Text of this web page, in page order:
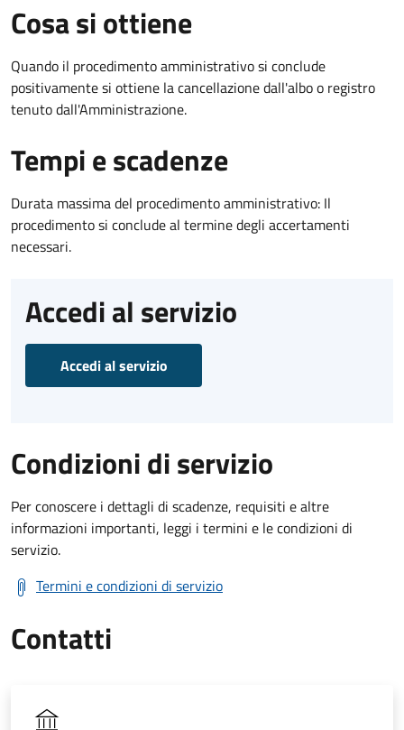
Cosa si ottiene
Quando il procedimento amministrativo si conclude
positivamente si ottiene la cancellazione dall'albo o registro
tenuto dall'Amministrazione.
Tempi e scadenze
Durata massima del procedimento amministrativo: Il
procedimento si conclude al termine degli accertamenti
necessari.
Accedi al servizio
Accedi al servizio
Condizioni di servizio
Per conoscere i dettagli di scadenze, requisiti e altre
informazioni importanti, leggi i termini e le condizioni di
servizio.
Termini e condizioni di servizio
Contatti